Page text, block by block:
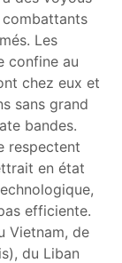
combattants
Les
confine au
chez eux et
sans grand
bandes.
respectent
en état
efficiente.
Vietnam, de
du Liban